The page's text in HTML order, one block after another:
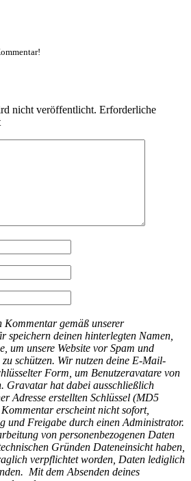
nicht veröffentlicht. Erforderliche
Kommentar gemäß unserer
speichern deinen hinterlegten Namen,
um unsere Website vor Spam und
schützen. Wir nutzen deine E-Mail-
Form, um Benutzeravatare von
Gravatar hat dabei ausschließlich
Adresse erstellten Schlüssel (MD5
erscheint nicht sofort,
und Freigabe durch einen Administrator.
von personenbezogenen Daten
Gründen Dateneinsicht haben,
verpflichtet worden, Daten lediglich
Mit dem Absenden deines